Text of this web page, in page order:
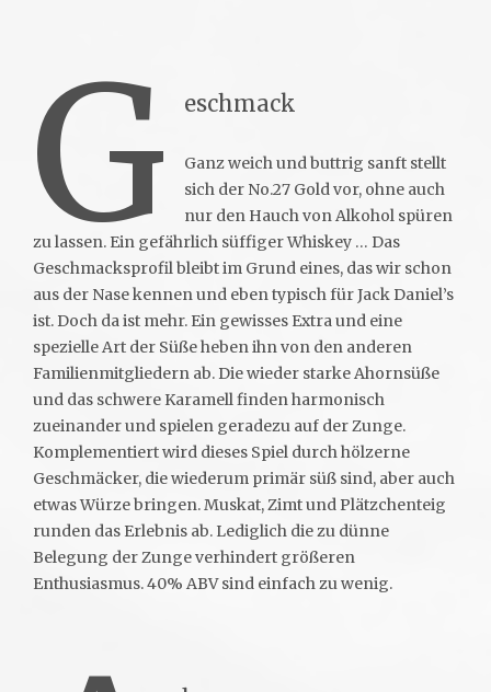
G eschmack
Ganz weich und buttrig sanft stellt
sich der No.27 Gold vor, ohne auch
nur den Hauch von Alkohol spüren
zu lassen. Ein gefährlich süffiger Whiskey … Das
Geschmacksprofil bleibt im Grund eines, das wir schon
aus der Nase kennen und eben typisch für Jack Daniel’s
ist. Doch da ist mehr. Ein gewisses Extra und eine
spezielle Art der Süße heben ihn von den anderen
Familienmitgliedern ab. Die wieder starke Ahornsüße
und das schwere Karamell finden harmonisch
zueinander und spielen geradezu auf der Zunge.
Komplementiert wird dieses Spiel durch hölzerne
Geschmäcker, die wiederum primär süß sind, aber auch
etwas Würze bringen. Muskat, Zimt und Plätzchenteig
runden das Erlebnis ab. Lediglich die zu dünne
Belegung der Zunge verhindert größeren
Enthusiasmus. 40% ABV sind einfach zu wenig.